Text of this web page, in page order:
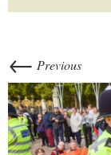
← Previous